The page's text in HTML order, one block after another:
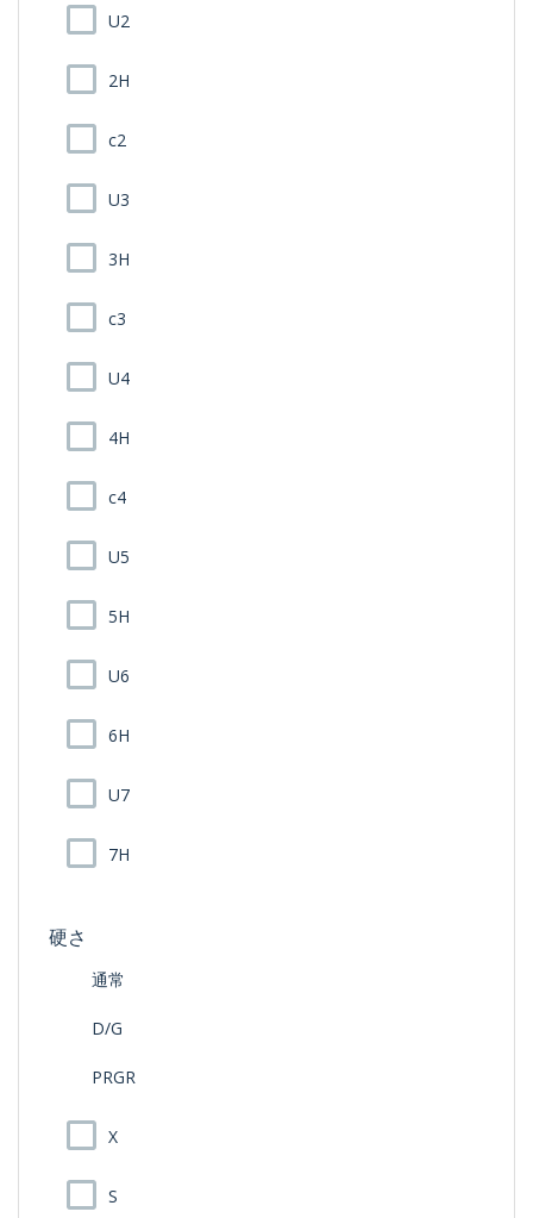
U2
2H
c2
U3
3H
c3
U4
4H
c4
U5
5H
U6
6H
U7
7H
硬さ
通常
D/G
PRGR
X
S